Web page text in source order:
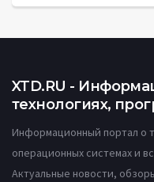
XTD.RU -
технологиях,
Информационный портал о
операционных системах и
Актуальные новости,